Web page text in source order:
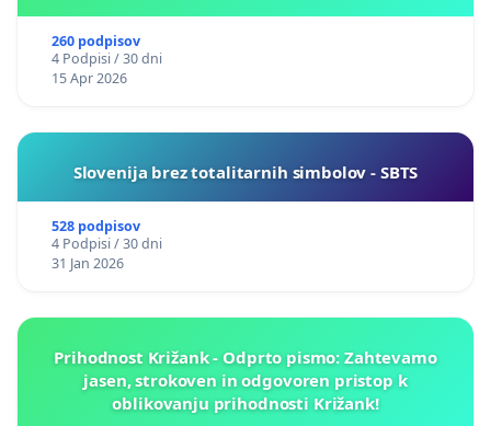
260 podpisov
4 Podpisi / 30 dni
15 Apr 2026
Slovenija brez totalitarnih simbolov - SBTS
528 podpisov
4 Podpisi / 30 dni
31 Jan 2026
Prihodnost Križank - Odprto pismo: Zahtevamo
jasen, strokoven in odgovoren pristop k
oblikovanju prihodnosti Križank!